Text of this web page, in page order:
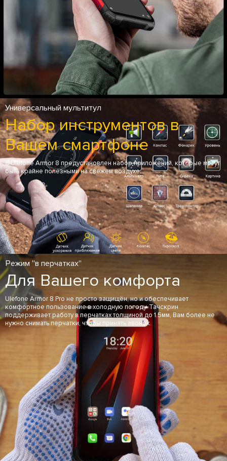
Универсальный мультитул
Набор инструментов в
Вашем смартфоне
В Ulefone Armor 8 предустановлен набор приложений, которые могут
быть крайне полезными на свежем воздухе.
Режим "в перчатках"
Для Вашего комфорта
Ulefone Armor 8 Pro не просто защищён, но и обеспечивает
комфортное пользование в холодную погоду. Тачскрин
поддерживает работу в перчатках толщиной до 1.5мм, Вам более не
нужно снимать перчатки, чтобы принять звонок.